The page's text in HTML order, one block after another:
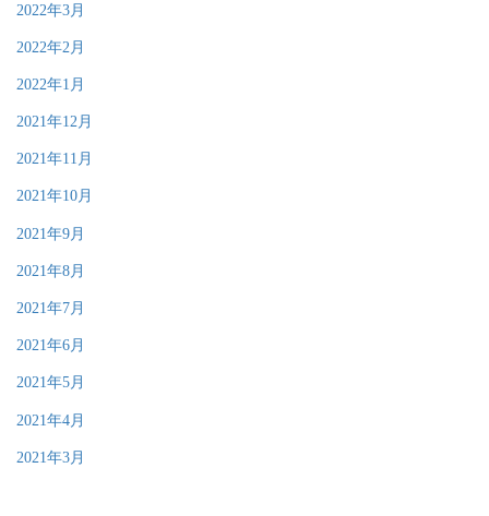
2022年3月
2022年2月
2022年1月
2021年12月
2021年11月
2021年10月
2021年9月
2021年8月
2021年7月
2021年6月
2021年5月
2021年4月
2021年3月